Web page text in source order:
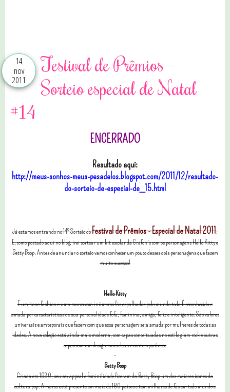
14
nov
2011
Festival de Prêmios -
Sorteio especial de Natal
#14
ENCERRADO
Resultado aqui:
http://meus-sonhos-meus-pesadelos.blogspot.com/2011/12/resultado-
do-sorteio-de-especial-de_15.html
Já estamos entrando no 14º Sorteio doFestival de Prêmios - Especial de Natal 2011.
E, como postado aqui no blog, irei sortear um kit escolar da Grafon´s com os personagens Hello Kitty e
Betty Boop. Antes de anunciar o sorteio vamos conhecer um pouco desses dois personagens que fazem
muito sucesso!
Hello Kitty
É um ícone fashion e uma marca com inúmeros fãs espalhados pelo mundo todo.É reconhecida e
amada por características de sua personalidade fofa, feminina, amiga, feliz e inteligente. São valores
universais e amteporais que fazem com que essa personagem seja amada por mulheres de todas as
idades. A nova coleção está ainda mais moderna, com capas conceituadas no estilo glam rock e outras
capas com um design mais clean e contemporâneo.
Betty Boop
Criada em 1930, seu sex appeal e feminilidade fizeram da Betty Boop um dos maiores ícones da
cultura pop. A marca está presente em mais de 180 países e tem milhares de fãs em todo mundo e